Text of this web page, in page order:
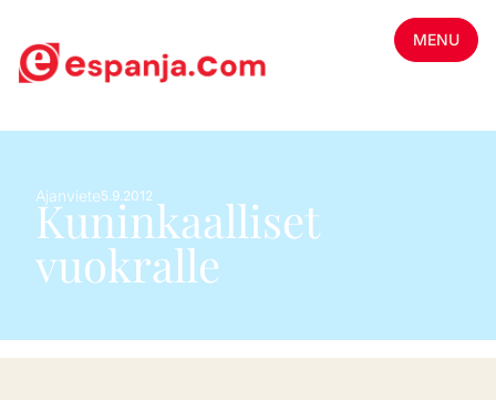
MENU
Ajanviete5.9.2012
Kuninkaalliset
vuokralle